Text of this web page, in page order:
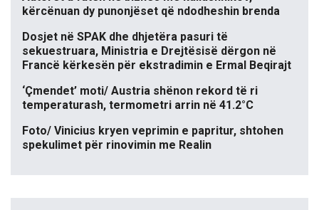
kërcënuan dy punonjëset që ndodheshin brenda
Dosjet në SPAK dhe dhjetëra pasuri të
sekuestruara, Ministria e Drejtësisë dërgon në
Francë kërkesën për ekstradimin e Ermal Beqirajt
‘Çmendet’ moti/ Austria shënon rekord të ri
temperaturash, termometri arrin në 41.2°C
Foto/ Vinicius kryen veprimin e papritur, shtohen
spekulimet për rinovimin me Realin